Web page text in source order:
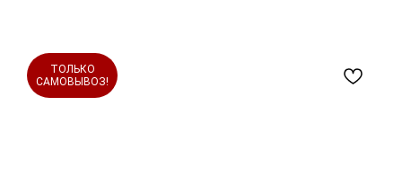
ТОЛЬКО
САМОВЫВОЗ!